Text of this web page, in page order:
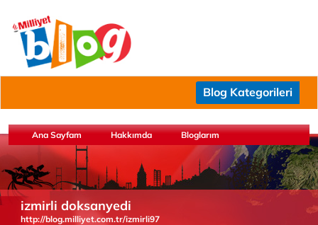
Blog Kategorileri
Ana Sayfam Hakkımda Bloglarım
izmirli doksanyedi
http://blog.milliyet.com.tr/izmirli97